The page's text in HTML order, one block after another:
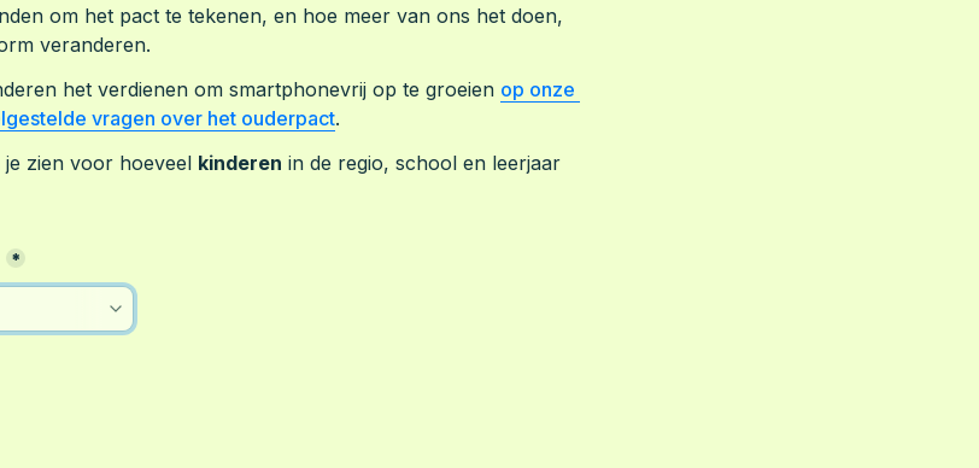
om het pact te tekenen, en hoe meer van ons het doen,
veranderen.
het verdienen om smartphonevrij op te groeien op onze
vragen over het ouderpact.
je zien voor hoeveel kinderen in de regio, school en leerjaar
*